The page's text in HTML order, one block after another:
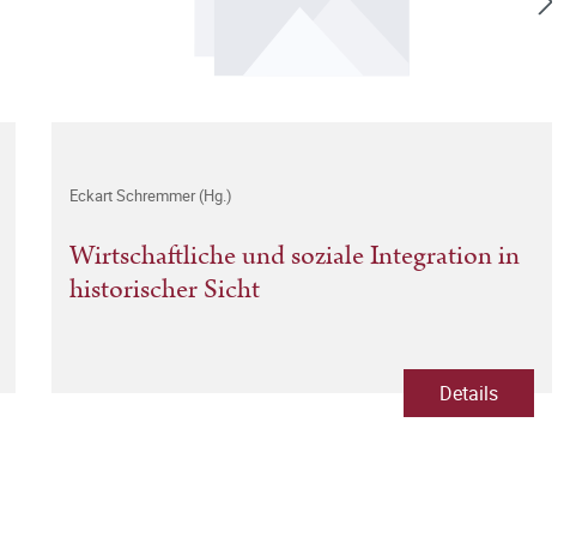
Eckart Schremmer (Hg.)
Wirtschaftliche und soziale Integration in
historischer Sicht
Details